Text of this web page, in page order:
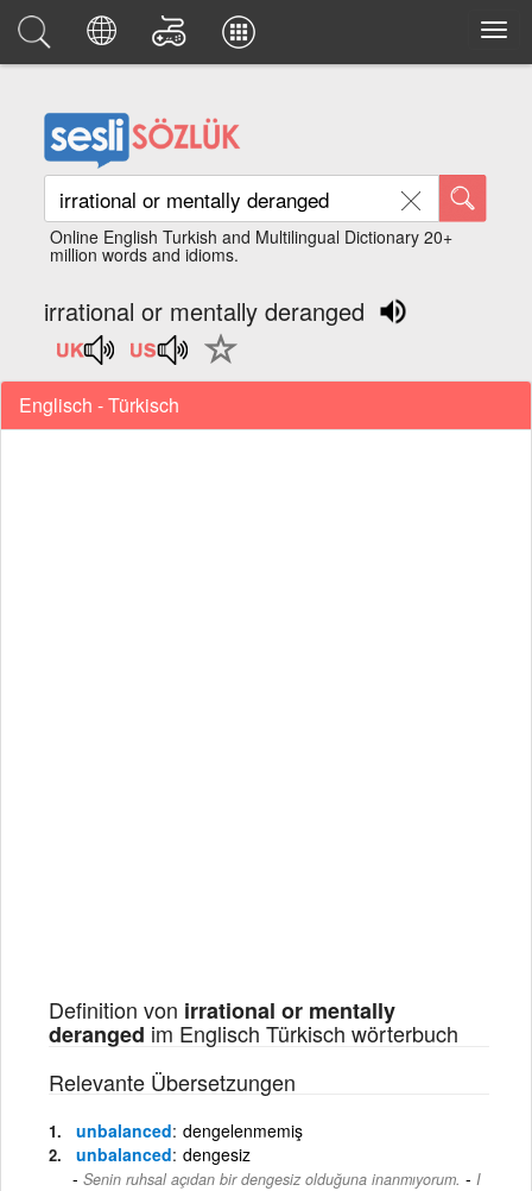
Online English Turkish and Multilingual Dictionary 20+
million words and idioms.
irrational or mentally deranged
Englisch - Türkisch
Definition von irrational or mentally
deranged im Englisch Türkisch wörterbuch
Relevante Übersetzungen
unbalanced dengelenmemiş
unbalanced dengesiz
Senin ruhsal açıdan bir dengesiz olduğuna inanmıyorum. - I